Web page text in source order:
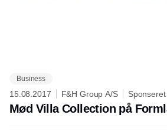
Business
15.08.2017 F&H Group A/S Sponseret
Mød Villa Collection på